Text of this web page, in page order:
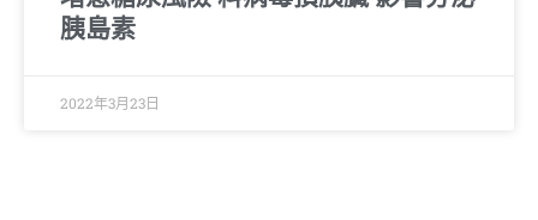
胰島素
2022年3月23日